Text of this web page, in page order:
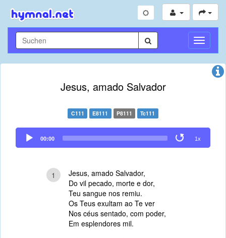
Jesus, amado Salvador
C111 E8111 P8111 Tc111
Audio
Player
00:00 1x
1
Jesus, amado Salvador,
Do vil pecado, morte e dor,
Teu sangue nos remiu.
Os Teus exultam ao Te ver
Nos céus sentado, com poder,
Em esplendores mil.